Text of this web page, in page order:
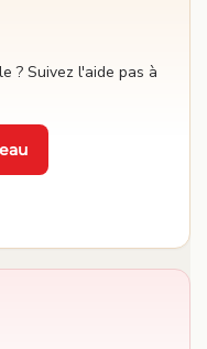
? Suivez l'aide pas à